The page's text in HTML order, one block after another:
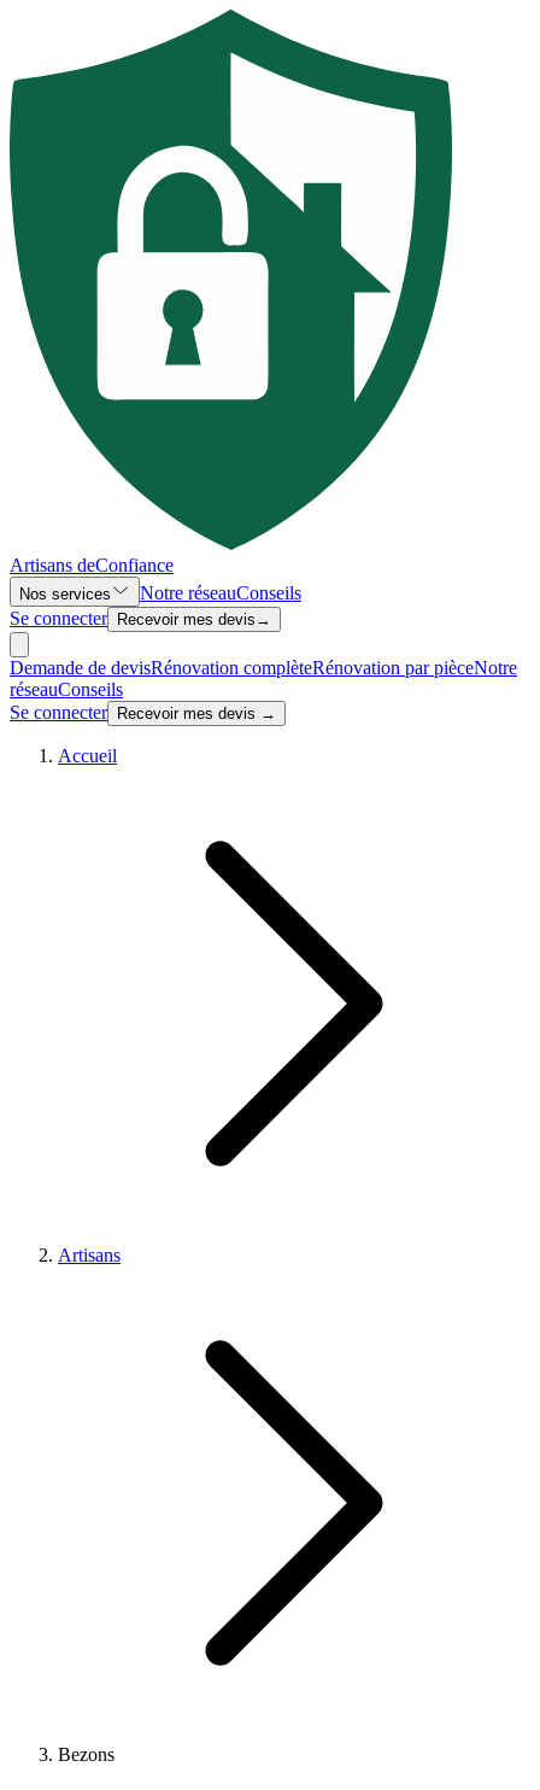
Artisans deConfiance
Nos services Notre réseauConseils
Se connecter
Recevoir mes devis →
Demande de devisRénovation complèteRénovation par pièceNotre
réseauConseils
Se connecter
Recevoir mes devis →
Accueil
Artisans
Bezons